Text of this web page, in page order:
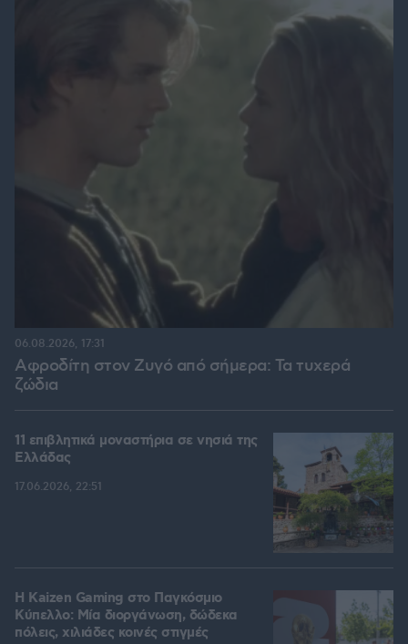
Αφροδίτη στον Ζυγό από σήμερα: Τα τυχερά
ζώδια
06.08.2026, 17:31
11 επιβλητικά μοναστήρια σε νησιά της
Ελλάδας
17.06.2026, 22:51
H Kaizen Gaming στο Παγκόσμιο
Kύπελλο: Μία διοργάνωση, δώδεκα
πόλεις, χιλιάδες κοινές στιγμές